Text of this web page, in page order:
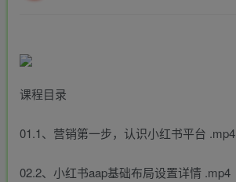
课程目录
01.1、营销第一步，认识小红书平台 .mp4
02.2、小红书aap基础布局设置详情 .mp4